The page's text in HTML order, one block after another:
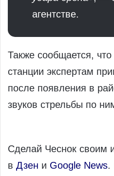
агентстве.
Также сообщается,
станции экспертам
после появления в
звуков стрельбы по
Сделай Чеснок своим
в Дзен и Google News.